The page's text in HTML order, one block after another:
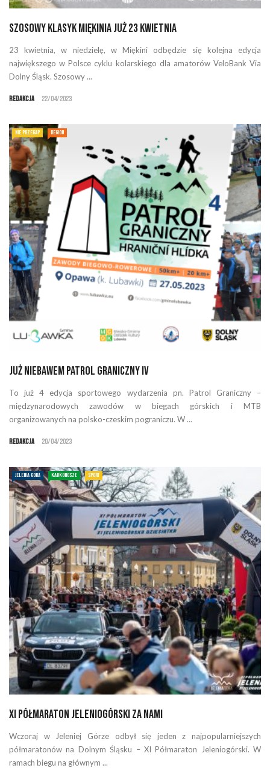
Szosowy Klasyk Miękinia już 23 kwietnia
23 kwietnia, w niedzielę, w Miękini odbędzie się kolejna edycja
największego w Polsce cyklu kolarskiego dla amatorów VeloBank Via
Dolny Śląsk. Szosowy ...
Redakcja 22/04/2023
NIE PRZEGAP REGION
Już niebawem Patrol Graniczny IV
To już 4 edycja sportowego wydarzenia pn. Patrol Graniczny –
międzynarodowych zawodów w biegach górskich i MTB
organizowanych na polsko-czeskim pograniczu. W ...
Redakcja 20/04/2023
JELENIA GÓRA KARKONOSZE SPORT
XI Półmaraton Jeleniogórski za nami
Wczoraj w Jeleniej Górze odbył się jeden z najpopularniejszych
półmaratonów na Dolnym Śląsku – XI Półmaraton Jeleniogórski. W
ramach biegu na głównym ...